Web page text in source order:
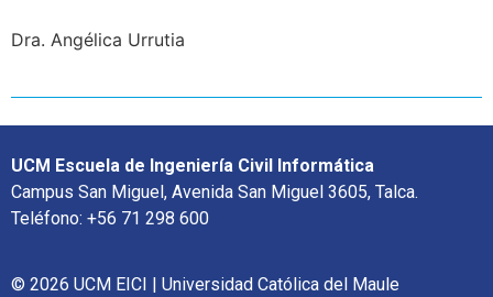
Dra. Angélica Urrutia
UCM Escuela de Ingeniería Civil Informática
Campus San Miguel, Avenida San Miguel 3605, Talca.
Teléfono: +56 71 298 600
© 2026 UCM EICI | Universidad Católica del Maule